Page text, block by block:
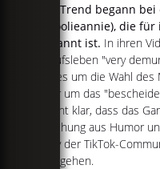
Der Trend begann
(@joolieannie), die
bekannt ist. In ihren
Berufsleben "very
Ob es um die Wahl
oder um das
macht klar, dass das
Mischung aus Humor
Nerv der TikTok-
viral gehen.